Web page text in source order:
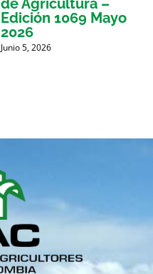
de Agricultura –
Edición 1069 Mayo
2026
Junio 5, 2026